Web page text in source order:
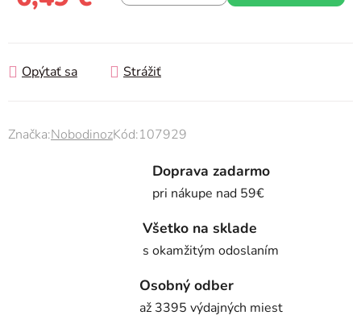
Opýtať sa Strážiť
Značka:NobodinozKód:107929
Doprava zadarmo
pri nákupe nad 59€
Všetko na sklade
s okamžitým odoslaním
Osobný odber
až 3395 výdajných miest